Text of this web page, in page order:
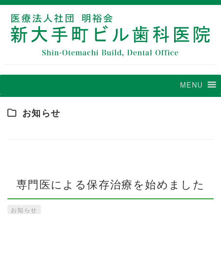
MENU
お知らせ
専門医による保存治療を始めました
お知らせ